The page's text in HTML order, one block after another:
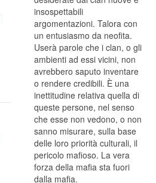
insospettabili
argomentazioni. Talora con
un entusiasmo da neofita.
Userà parole che i clan, o gli
ambienti ad essi vicini, non
avrebbero saputo inventare
o rendere credibili. È una
inettitudine relativa quella di
queste persone, nel senso
che esse non vedono, o non
sanno misurare, sulla base
delle loro priorità culturali, il
pericolo mafioso. La vera
forza della mafia sta fuori
dalla mafia.